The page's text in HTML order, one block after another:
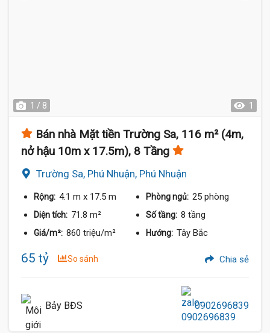
1 / 8 1
Bán nhà Mặt tiền Trường Sa, 116 m² (4m,
nở hậu 10m x 17.5m), 8 Tầng
Trường Sa, Phú Nhuận, Phú Nhuận
Rộng: 4.1 m x 17.5 m Phòng ngủ: 25 phòng
Diện tích: 71.8 m² Số tầng: 8 tầng
Giá/m²: 860 triệu/m² Hướng: Tây Bắc
65 tỷ So sánh Chia sẻ
Bảy BĐS 0902696839